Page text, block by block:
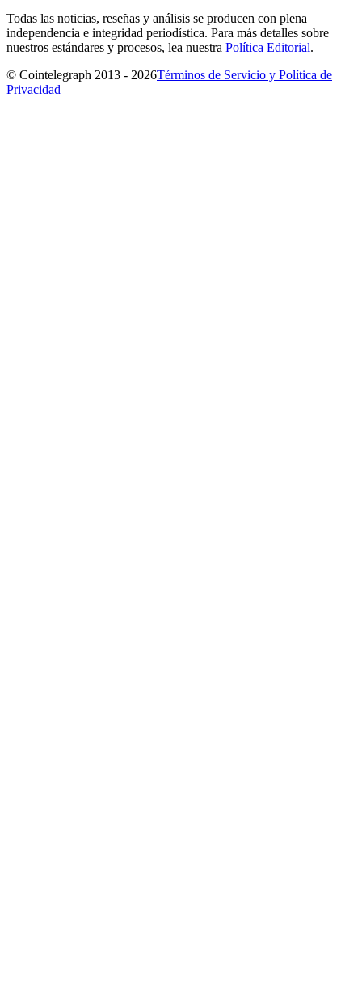
Todas las noticias, reseñas y análisis se producen con plena
independencia e integridad periodística. Para más detalles sobre
nuestros estándares y procesos, lea nuestra Política Editorial.
© Cointelegraph 2013 - 2026Términos de Servicio y Política de
Privacidad